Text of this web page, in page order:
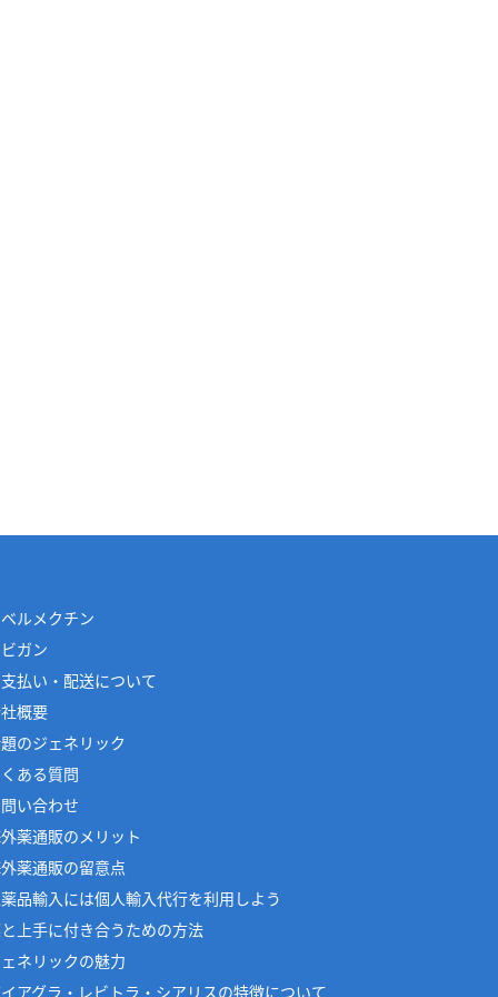
ルメクチン
ガン
払い・配送について
概要
のジェネリック
ある質問
い合わせ
薬通販のメリット
薬通販の留意点
品輸入には個人輸入代行を利用しよう
上手に付き合うための方法
ネリックの魅力
アグラ・レビトラ・シアリスの特徴について